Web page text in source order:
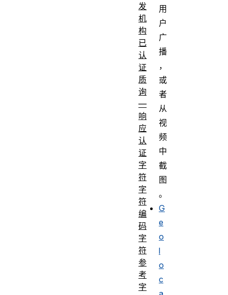
用
户
广
播
，
或
者
从
视
频
中
截
图
。
G
e
o
l
o
c
发
机
构
已
认
证
质
询
—
响
应
认
证
字
符
字
符
编
码
字
符
参
考
字